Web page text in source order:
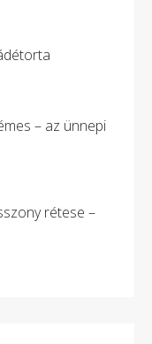
– az ünnepi
rétese –